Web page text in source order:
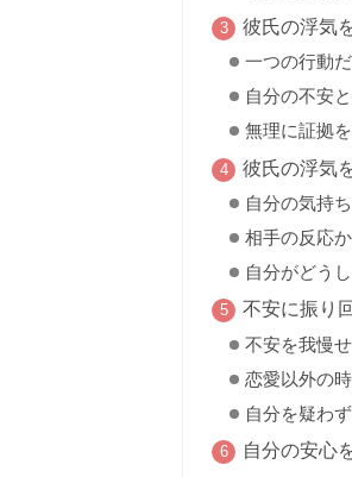
彼氏の浮気
一つの行動
自分の不安
無理に証拠
彼氏の浮気
自分の気持
相手の反応
自分がどう
不安に振り
不安を我慢
恋愛以外の
自分を疑わ
自分の安心